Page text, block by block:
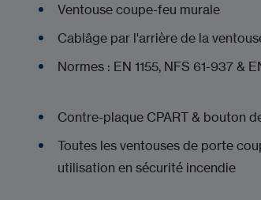
Ventouse coupe-feu
Cablâge par l'arrière de la
Normes : EN
Contre-plaque CPART & bouton
Toutes les ventouses de porte
utilisation en sécurité incendie